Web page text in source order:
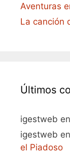
Aventuras
La canción
Últimos
igestweb en
igestweb en
el Piadoso